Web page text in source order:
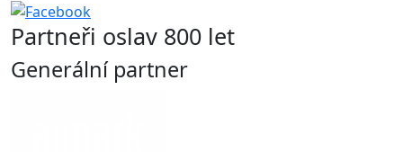
Partneři oslav 800 let
Generální partner